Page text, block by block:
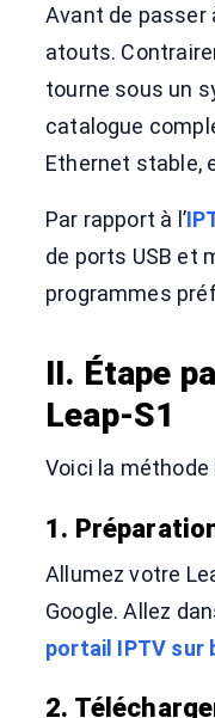
Avant de passer
atouts.
tourne sous un
catalogue
Ethernet stable,
Par rapport à l’
de ports USB et
programmes
II. Étape
Leap-S1
Voici la
1.
Allumez votre
Google. Allez
portail IPTV sur
2.